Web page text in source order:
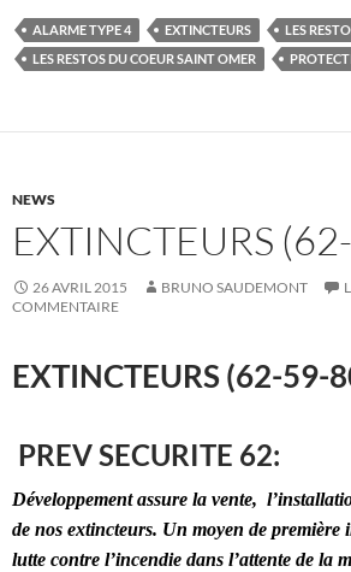
ALARME TYPE 4 EXTINCTEURS
LES
LES RESTOS DU COEUR SAINT OMER
NEWS
EXTINCTEURS
26 AVRIL 2015 BRUNO SAUDEMONT
COMMENTAIRE
EXTINCTEURS (62-59-
PREV SECURITE 62:
Développement assure la vente,
de nos extincteurs. Un moyen de première
lutte contre l’incendie dans l’attente de la